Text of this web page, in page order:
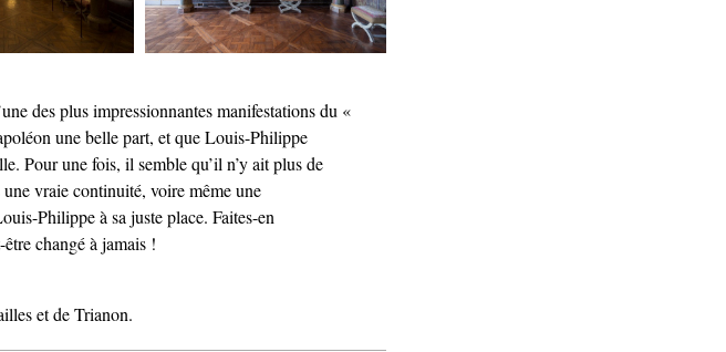
des plus impressionnantes manifestations du «
une belle part, et que Louis-Philippe
Pour une fois, il semble qu’il n’y ait plus de
vraie continuité, voire même une
Philippe à sa juste place. Faites-en
changé à jamais !
et de Trianon.